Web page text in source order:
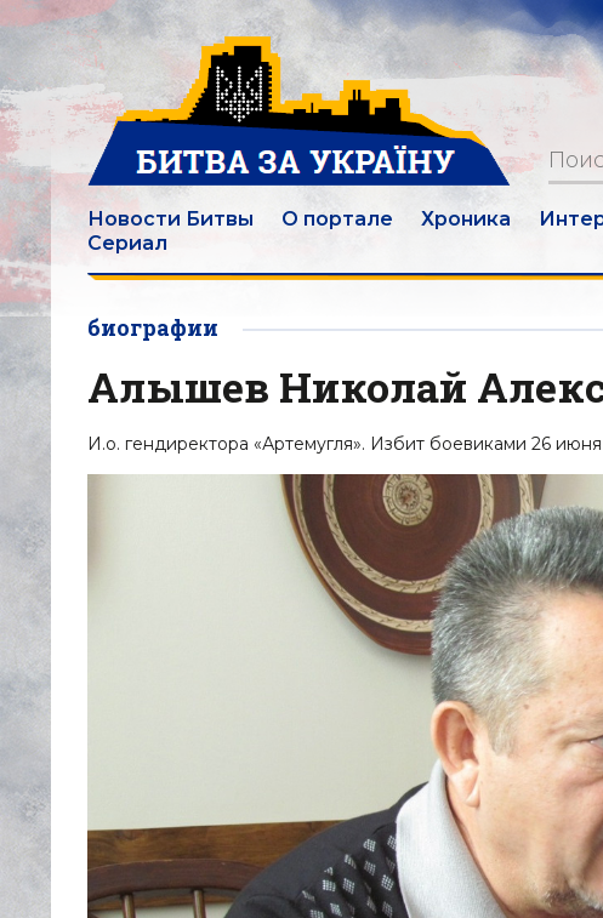
Новости Битвы О портале Хроника
Сериал
биографии
Алышев Николай
И.о. гендиректора «Артемугля». Избит боевиками 26 июня